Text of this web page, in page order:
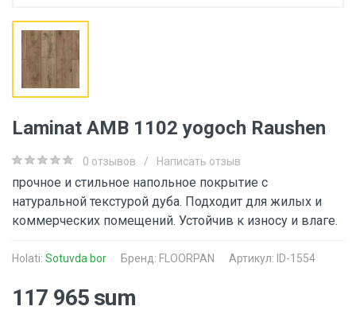
Laminat AMB 1102 yogoch Raushen
0 отзывов / Написать отзыв
прочное и стильное напольное покрытие с
натуральной текстурой дуба. Подходит для жилых и
коммерческих помещений. Устойчив к износу и влаге.
Holati: Sotuvda bor Бренд: FLOORPAN Артикул: ID-1554
117 965 sum